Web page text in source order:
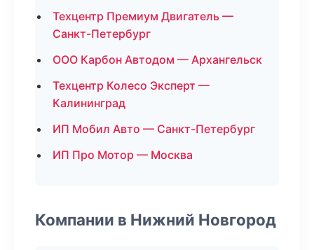
Техцентр Премиум Двигатель —
Санкт-Петербург
ООО Карбон Автодом — Архангельск
Техцентр Колесо Эксперт —
Калининград
ИП Мобил Авто — Санкт-Петербург
ИП Про Мотор — Москва
Компании в Нижний Новгород